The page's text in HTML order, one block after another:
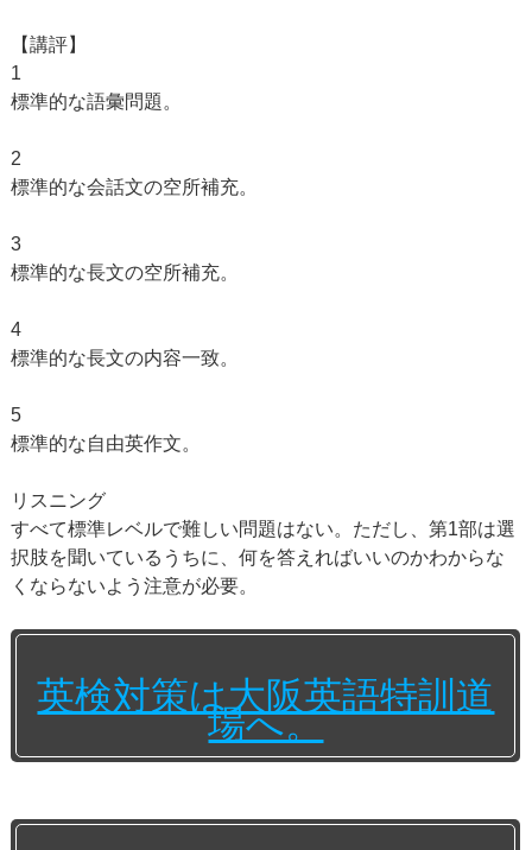
【講評】
1
標準的な語彙問題。
2
標準的な会話文の空所補充。
3
標準的な長文の空所補充。
4
標準的な長文の内容一致。
5
標準的な自由英作文。
リスニング
すべて標準レベルで難しい問題はない。ただし、第1部は選
択肢を聞いているうちに、何を答えればいいのかわからな
くならないよう注意が必要。
英検対策は大阪英語特訓道
場へ。